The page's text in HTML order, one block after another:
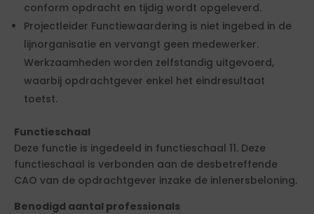
conform opdracht en tijdig wordt opgeleverd.
Projectleider Functiewaardering is niet ingebed in de
lijnorganisatie en vervangt geen medewerker.
Werkzaamheden worden zelfstandig uitgevoerd,
waarbij opdrachtgever enkel het eindresultaat
toetst.
Functieschaal
Deze functie is ingedeeld in functieschaal 11. Deze
functieschaal is verbonden aan de desbetreffende
CAO van de opdrachtgever inzake de inlenersbeloning.
Benodigd aantal professionals